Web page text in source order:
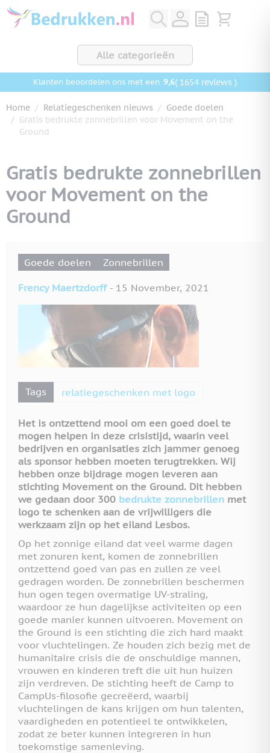
Ga naar de inhoud
View quote,
Bekijk
Alle categorieën
Klanten beoordelen ons met een 9,6( 1654 reviews )
Home / Relatiegeschenken nieuws / Goede doelen
/ Gratis bedrukte zonnebrillen voor Movement on the
Ground
Gratis bedrukte zonnebrillen
voor Movement on the
Ground
Goede doelen Zonnebrillen
Frency Maertzdorff - 15 November, 2021
Tags relatiegeschenken met logo
Het is ontzettend mooi om een goed doel te
mogen helpen in deze crisistijd, waarin veel
bedrijven en organisaties zich jammer genoeg
als sponsor hebben moeten terugtrekken. Wij
hebben onze bijdrage mogen leveren aan
stichting Movement on the Ground. Dit hebben
we gedaan door 300 bedrukte zonnebrillen met
logo te schenken aan de vrijwilligers die
werkzaam zijn op het eiland Lesbos.
Op het zonnige eiland dat veel warme dagen
met zonuren kent, komen de zonnebrillen
ontzettend goed van pas en zullen ze veel
gedragen worden. De zonnebrillen beschermen
hun ogen tegen overmatige UV-straling,
waardoor ze hun dagelijkse activiteiten op een
goede manier kunnen uitvoeren. Movement on
the Ground is een stichting die zich hard maakt
voor vluchtelingen. Ze houden zich bezig met de
humanitaire crisis die de onschuldige mannen,
vrouwen en kinderen treft die uit hun huizen
zijn verdreven. De stichting heeft de Camp to
CampUs-filosofie gecreëerd, waarbij
vluchtelingen de kans krijgen om hun talenten,
vaardigheden en potentieel te ontwikkelen,
zodat ze beter kunnen integreren in hun
toekomstige samenleving.